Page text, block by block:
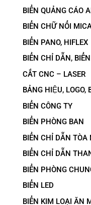
BIỂN QUẢNG CÁO
BIỂN CHỮ NỔI
BIỂN PANO, HIFLEX
BIỂN CHỈ DẪN,
CẮT CNC – LASER
BẢNG HIỆU, LOGO,
BIỂN CÔNG TY
BIỂN PHÒNG BAN
BIỂN CHỈ DẪN TÒA
BIỂN CHỈ DẪN
BIỂN PHÒNG
BIỂN LED
BIỂN KIM LOẠI ĂN